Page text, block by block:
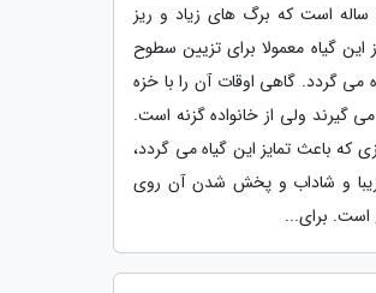
است که برگ های زیاد و ریز
این گیاه معمولا برای تزیین سطوح
می گردد. گاهی اوقات آن را با خزه
می گیرند ولی از خانواده گزنه است.
که باعث تمایز این گیاه می گردد،
و شاداب و پخش شدن آن روی
برای...